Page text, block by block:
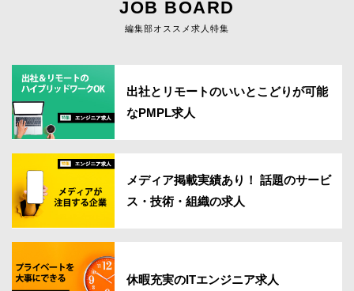
JOB BOARD
編集部オススメ求人特集
出社とリモートのいいとこどりが可能
なPMPL求人
メディア掲載実績あり！ 話題のサービ
ス・技術・組織の求人
休暇充実のITエンジニア求人